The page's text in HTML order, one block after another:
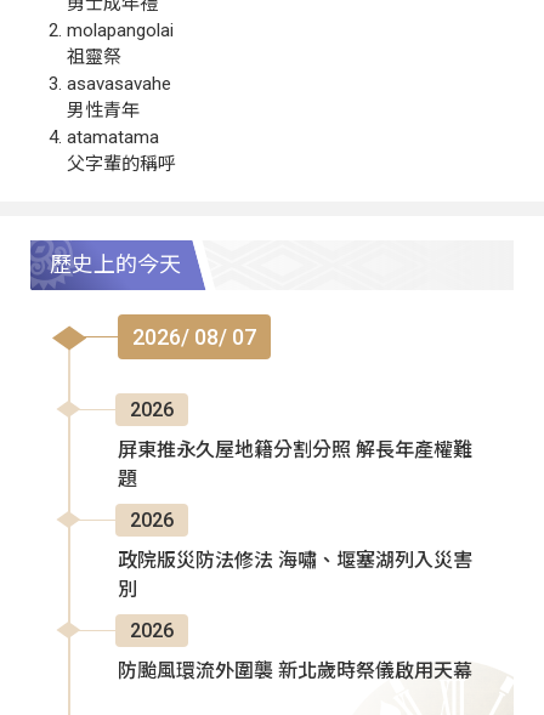
molapangolai
祖靈祭
asavasavahe
男性青年
atamatama
父字輩的稱呼
歷史上的今天
2026/ 08/ 07
2026
屏東推永久屋地籍分割分照 解長年產權難
題
2026
政院版災防法修法 海嘯、堰塞湖列入災害
別
2026
防颱風環流外圍襲 新北歲時祭儀啟用天幕